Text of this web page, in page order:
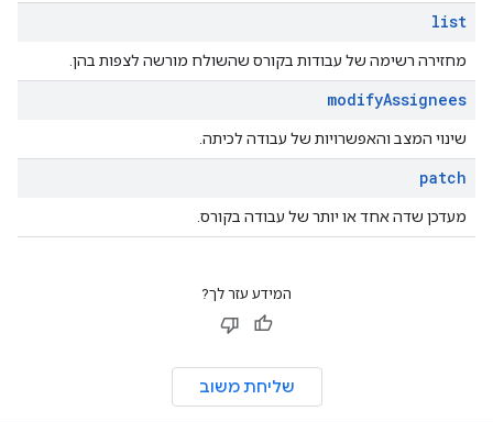
list
מחזירה רשימה של עבודות בקורס שהשולח מורשה לצפות בהן.
modifyAssignees
שינוי המצב והאפשרויות של עבודה לכיתה.
patch
מעדכן שדה אחד או יותר של עבודה בקורס.
המידע עזר לך?
שליחת משוב